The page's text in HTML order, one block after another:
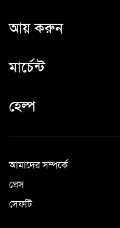
আয় করুন
মার্চেন্ট
হেল্প
আমাদের সম্পর্কে
প্রেস
সেফটি